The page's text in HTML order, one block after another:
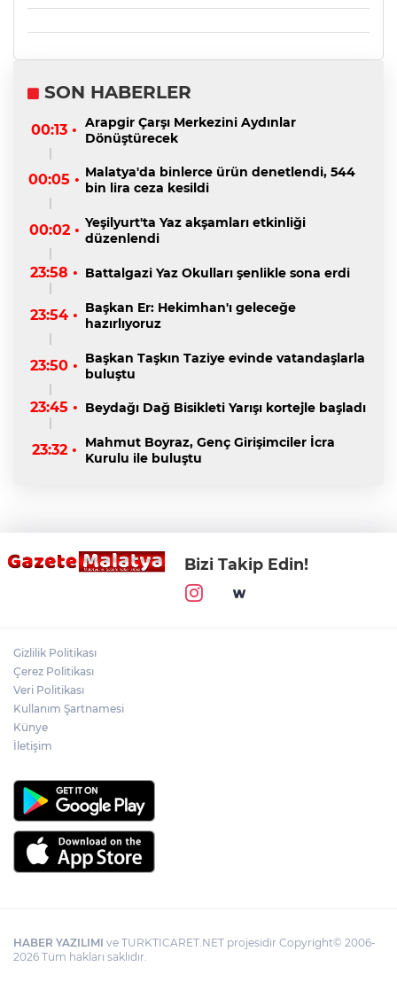
SON HABERLER
00:13 • Arapgir Çarşı Merkezini Aydınlar
Dönüştürecek
00:05 • Malatya'da binlerce ürün denetlendi, 544
bin lira ceza kesildi
00:02 • Yeşilyurt'ta Yaz akşamları etkinliği
düzenlendi
23:58 • Battalgazi Yaz Okulları şenlikle sona erdi
23:54 • Başkan Er: Hekimhan'ı geleceğe
hazırlıyoruz
23:50 • Başkan Taşkın Taziye evinde vatandaşlarla
buluştu
23:45 • Beydağı Dağ Bisikleti Yarışı kortejle başladı
23:32 •
Mahmut Boyraz, Genç Girişimciler İcra
Kurulu ile buluştu
Bizi Takip Edin!
Gizlilik Politikası
Çerez Politikası
Veri Politikası
Kullanım Şartnamesi
Künye
İletişim
HABER YAZILIMI ve TURKTICARET.NET projesidir Copyright© 2006-
2026 Tüm hakları saklıdır.